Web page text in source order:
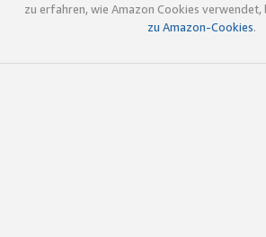
zu erfahren, wie Amazon Cookies
zu Amazon-Cookies.